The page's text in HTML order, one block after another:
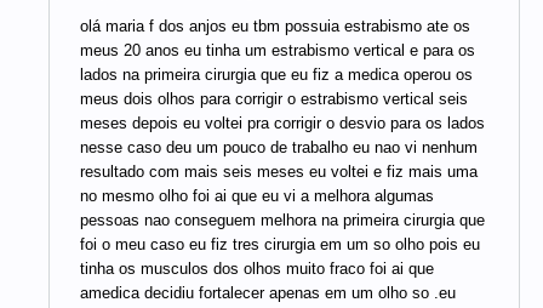
olá maria f dos anjos eu tbm possuia estrabismo ate os
meus 20 anos eu tinha um estrabismo vertical e para os
lados na primeira cirurgia que eu fiz a medica operou os
meus dois olhos para corrigir o estrabismo vertical seis
meses depois eu voltei pra corrigir o desvio para os lados
nesse caso deu um pouco de trabalho eu nao vi nenhum
resultado com mais seis meses eu voltei e fiz mais uma
no mesmo olho foi ai que eu vi a melhora algumas
pessoas nao conseguem melhora na primeira cirurgia que
foi o meu caso eu fiz tres cirurgia em um so olho pois eu
tinha os musculos dos olhos muito fraco foi ai que
amedica decidiu fortalecer apenas em um olho so .eu